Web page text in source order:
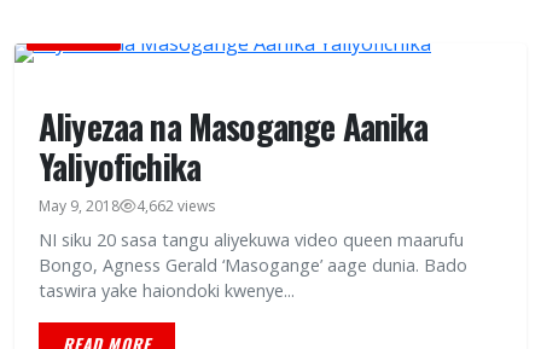
Aliyezaa na Masogange Aanika
Yaliyofichika
May 9, 2018 4,662 views
NI siku 20 sasa tangu aliyekuwa video queen maarufu
Bongo, Agness Gerald ‘Masogange’ aage dunia. Bado
taswira yake haiondoki kwenye...